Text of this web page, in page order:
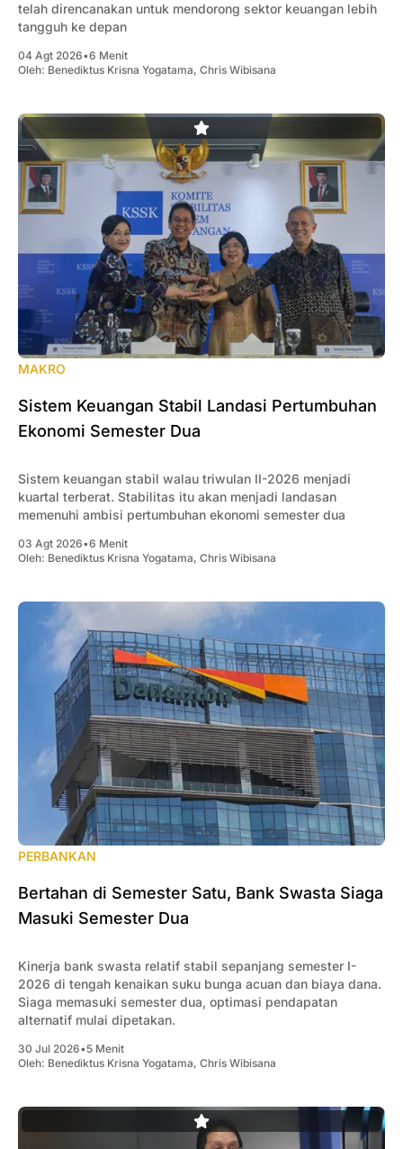
telah direncanakan untuk mendorong sektor keuangan lebih
tangguh ke depan
04 Agt 2026•6 Menit
Oleh: Benediktus Krisna Yogatama, Chris Wibisana
MAKRO
Sistem Keuangan Stabil Landasi Pertumbuhan
Ekonomi Semester Dua
Sistem keuangan stabil walau triwulan II-2026 menjadi
kuartal terberat. Stabilitas itu akan menjadi landasan
memenuhi ambisi pertumbuhan ekonomi semester dua
03 Agt 2026•6 Menit
Oleh: Benediktus Krisna Yogatama, Chris Wibisana
PERBANKAN
Bertahan di Semester Satu, Bank Swasta Siaga
Masuki Semester Dua
Kinerja bank swasta relatif stabil sepanjang semester I-
2026 di tengah kenaikan suku bunga acuan dan biaya dana.
Siaga memasuki semester dua, optimasi pendapatan
alternatif mulai dipetakan.
30 Jul 2026•5 Menit
Oleh: Benediktus Krisna Yogatama, Chris Wibisana